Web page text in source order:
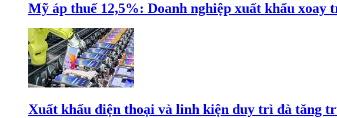
Mỹ áp thuế 12,5%: Doanh nghiệp xuất khẩu xoay
Xuất khẩu điện thoại và linh kiện duy trì đà tăng